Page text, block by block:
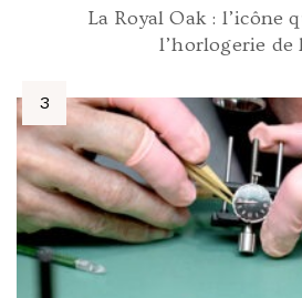
La Royal Oak : l’icône
l’horlogerie de